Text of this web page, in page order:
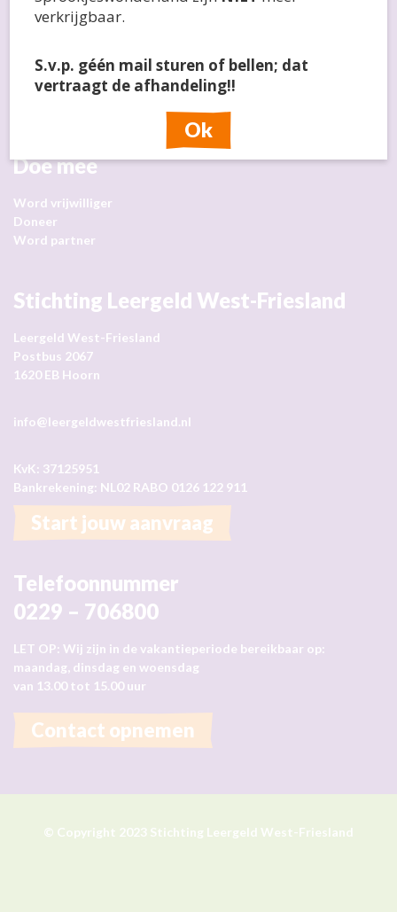
Snel naar
Doe een aanvraag
Wat kun je aanvragen?
Over ons
Doe mee
Word vrijwilliger
Doneer
Word partner
Stichting Leergeld West-Friesland
Leergeld West-Friesland
Postbus 2067
1620 EB Hoorn
info@leergeldwestfriesland.nl
KvK: 37125951
Bankrekening: NL02 RABO 0126 122 911
Start jouw aanvraag
Telefoonnummer
0229 – 706800
LET OP: Wij zijn in de vakantieperiode bereikbaar op:
maandag, dinsdag en woensdag
van 13.00 tot 15.00 uur
Contact opnemen
© Copyright 2023 Stichting Leergeld West-Friesland
verkrijgbaar.
S.v.p. géén mail sturen of bellen; dat
vertraagt de afhandeling!!
Ok